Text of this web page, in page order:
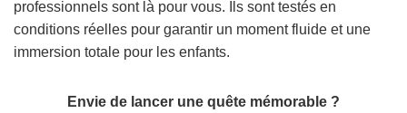
professionnels sont là pour vous. Ils sont testés en
conditions réelles pour garantir un moment fluide et une
immersion totale pour les enfants.
Envie de lancer une quête mémorable ?